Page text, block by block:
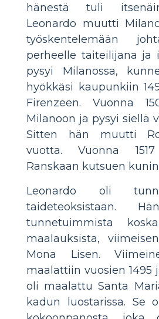
hänestä tuli
Leonardo muutti
työskentelemään
perheelle taiteilijana ja
pysyi Milanossa,
hyökkäsi kaupunkiin
Firenzeen. Vuonna
Milanoon ja pysyi siellä
Sitten hän muutti
vuotta. Vuonna
Ranskaan kutsuen
Leonardo oli
taideteoksistaan.
tunnetuimmista
maalauksista,
Mona Lisen.
maalattiin vuosien 1495
oli maalattu Santa
kadun luostarissa. Se